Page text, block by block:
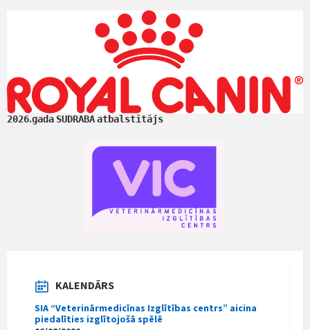
2026.gada SUDRABAatbalstītājs
KALENDĀRS
SIA “Veterinārmedicīnas Izglītības centrs” aicina
piedalīties izglītojošā spēlē